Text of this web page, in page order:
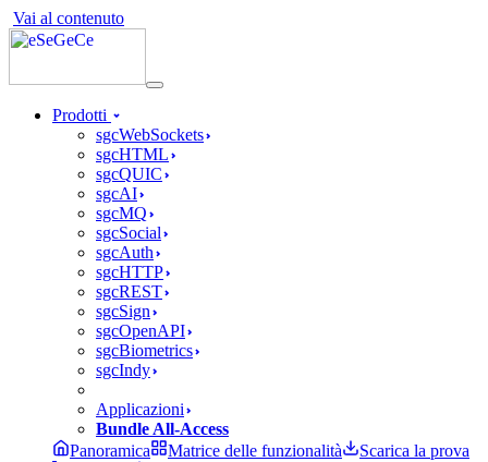
Vai al contenuto
Prodotti
sgcWebSockets
sgcHTML
sgcQUIC
sgcAI
sgcMQ
sgcSocial
sgcAuth
sgcHTTP
sgcREST
sgcSign
sgcOpenAPI
sgcBiometrics
sgcIndy
Applicazioni
Bundle All-Access
Panoramica
Matrice delle funzionalità
Scarica la prova